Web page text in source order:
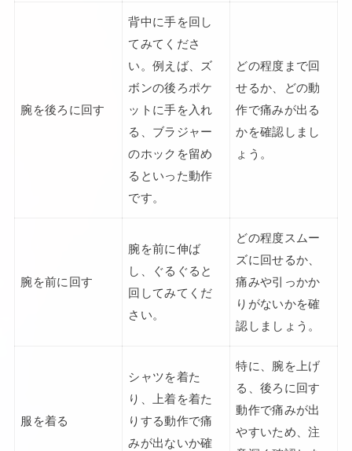
腕を後ろに回す
背中に手を回し
てみてくださ
い。例えば、ズ
ボンの後ろポケ
ットに手を入れ
る、ブラジャー
のホックを留め
るといった動作
です。
どの程度まで回
せるか、どの動
作で痛みが出る
かを確認しまし
ょう。
腕を前に回す
腕を前に伸ば
し、ぐるぐると
回してみてくだ
さい。
どの程度スムー
ズに回せるか、
痛みや引っかか
りがないかを確
認しましょう。
服を着る
シャツを着た
り、上着を着た
りする動作で痛
みが出ないか確
特に、腕を上げ
る、後ろに回す
動作で痛みが出
やすいため、注